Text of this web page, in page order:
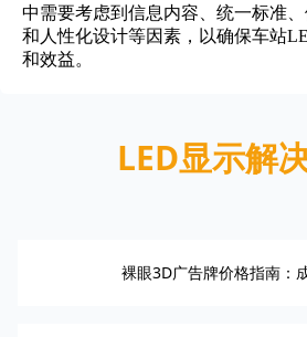
中需要考虑到信息内容、统一标准
和人性化设计等因素，以确保车站
和效益。
LED显示解
裸眼3D广告牌价格指南：